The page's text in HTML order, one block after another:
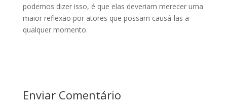
podemos dizer isso, é que elas deveriam merecer uma
maior reflexão por atores que possam causá-las a
qualquer momento.
Enviar Comentário